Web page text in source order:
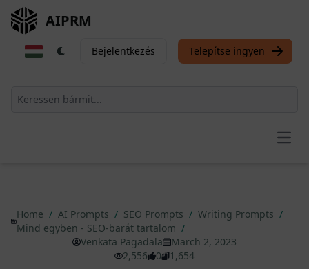
AIPRM
Bejelentkezés Telepítse ingyen
Home / AI Prompts / SEO Prompts / Writing Prompts /
Mind egyben - SEO-barát tartalom /
Venkata Pagadala
March 2, 2023
2,556
0 1,654